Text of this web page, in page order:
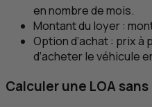
en nombre de mois.
Montant du loyer :
Option d’achat : prix à
d’acheter le véhicule
Calculer une LOA